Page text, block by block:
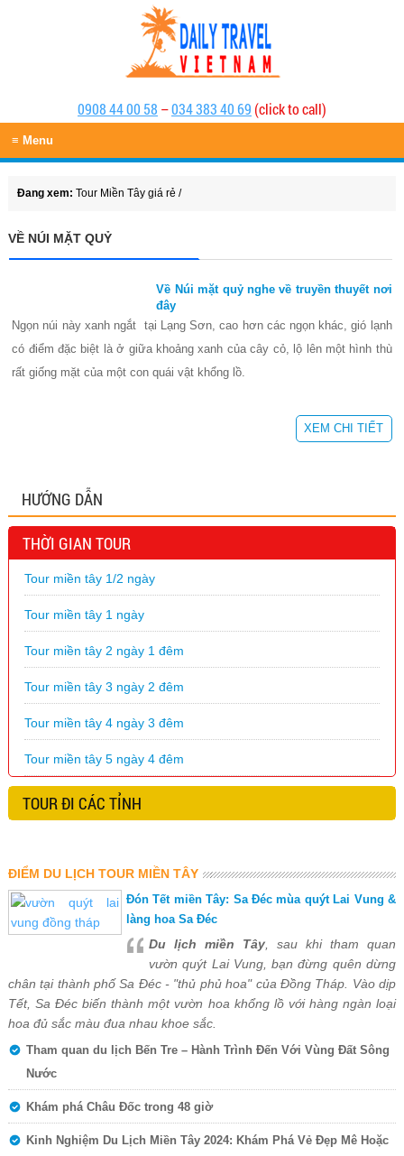
0908 44 00 58 –034 383 40 69 (click to call)
≡ Menu
Đang xem: Tour Miền Tây giá rẻ /
VỀ NÚI MẶT QUỶ
Về Núi mặt quỷ nghe về truyền thuyết nơi
đây
Ngọn núi này xanh ngắt tại Lạng Sơn, cao hơn các ngọn khác, gió lạnh
có điểm đặc biệt là ở giữa khoảng xanh của cây cỏ, lộ lên một hình thù
rất giống mặt của một con quái vật khổng lồ.
XEM CHI TIẾT
HƯỚNG DẪN
THỜI GIAN TOUR
Tour miền tây 1/2 ngày
Tour miền tây 1 ngày
Tour miền tây 2 ngày 1 đêm
Tour miền tây 3 ngày 2 đêm
Tour miền tây 4 ngày 3 đêm
Tour miền tây 5 ngày 4 đêm
TOUR ĐI CÁC TỈNH
ĐIỂM DU LỊCH TOUR MIỀN TÂY
Đón Tết miền Tây: Sa Đéc mùa quýt Lai Vung &
làng hoa Sa Đéc
Du lịch miền Tây , sau khi tham quan
vườn quýt Lai Vung, bạn đừng quên dừng
chân tại thành phố Sa Đéc - "thủ phủ hoa" của Đồng Tháp. Vào dịp
Tết, Sa Đéc biến thành một vườn hoa khổng lồ với hàng ngàn loại
hoa đủ sắc màu đua nhau khoe sắc.
Tham quan du lịch Bến Tre – Hành Trình Đến Với Vùng Đất Sông
Nước
Khám phá Châu Đốc trong 48 giờ
Kinh Nghiệm Du Lịch Miền Tây 2024: Khám Phá Vẻ Đẹp Mê Hoặc